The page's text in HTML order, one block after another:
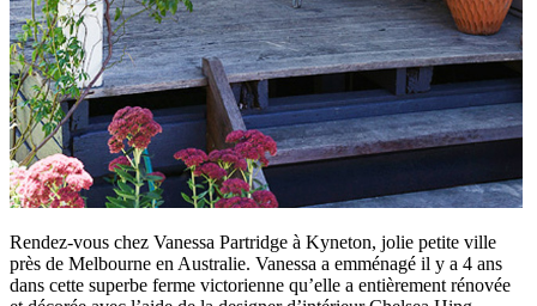
Rendez-vous chez Vanessa Partridge à Kyneton, jolie petite ville
près de Melbourne en Australie. Vanessa a emménagé il y a 4 ans
dans cette superbe ferme victorienne qu’elle a entièrement rénovée